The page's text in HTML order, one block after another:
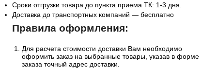
Сроки отгрузки товара до пункта приема ТК: 1-3 дня.
Доставка до транспортных компаний — бесплатно
Правила оформления:
Для расчета стоимости доставки Вам необходимо
оформить заказ на выбранные товары, указав в форме
заказа точный адрес доставки.